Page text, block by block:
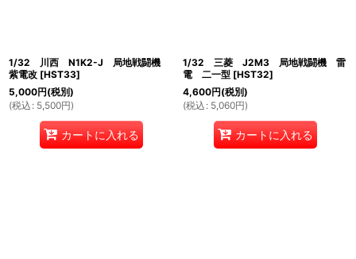
1/32 川西 N1K2-J 局地戦闘機
紫電改 [HST33]
5,000円(税別)
(税込 : 5,500円)
カートに入れる
1/32 三菱 J2M3 局地戦闘機 雷
電 二一型 [HST32]
4,600円(税別)
(税込 : 5,060円)
カートに入れる